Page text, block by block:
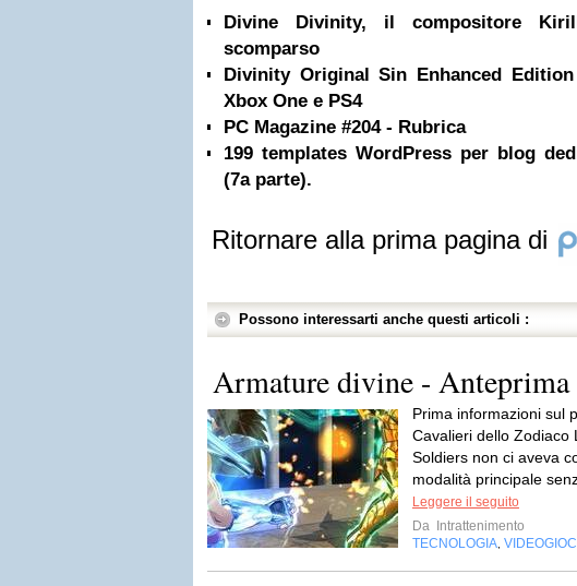
Divine Divinity, il compositore
scomparso
Divinity Original Sin Enhanced
Xbox One e PS4
PC Magazine #204 - Rubrica
199 templates WordPress per blog
(7a parte).
Ritornare alla prima pagina di
Possono interessarti anche questi articoli :
Armature divine - Anteprima
Prima informazioni sul
Cavalieri dello Zodiaco
Soldiers non ci aveva
modalità principale
Leggere il seguito
Da
Intrattenimento
TECNOLOGIA